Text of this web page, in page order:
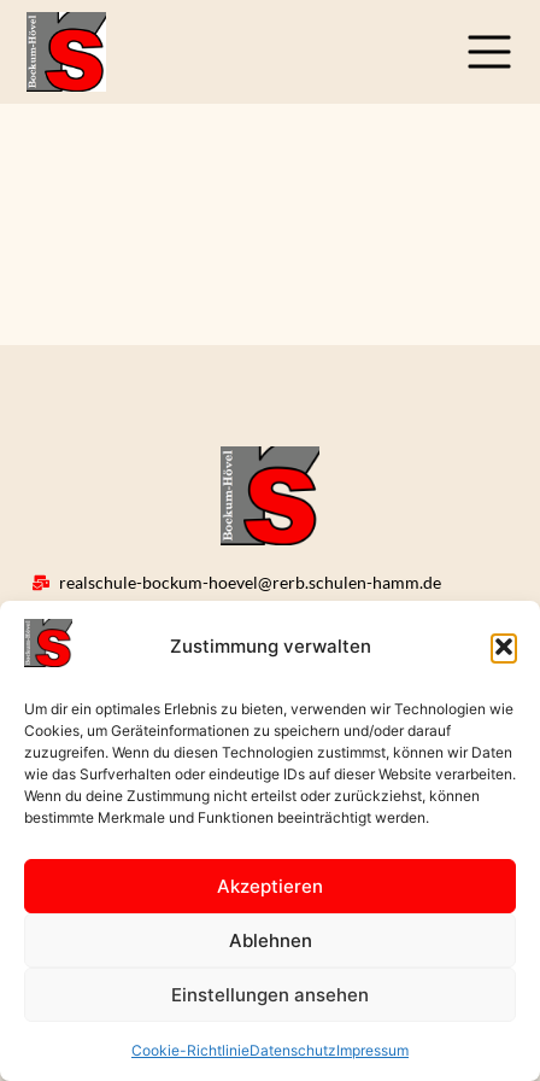
Zustimmung verwalten
Um dir ein optimales Erlebnis zu bieten, verwenden wir Technologien wie
Cookies, um Geräteinformationen zu speichern und/oder darauf
zuzugreifen. Wenn du diesen Technologien zustimmst, können wir Daten
wie das Surfverhalten oder eindeutige IDs auf dieser Website verarbeiten.
Wenn du deine Zustimmung nicht erteilst oder zurückziehst, können
bestimmte Merkmale und Funktionen beeinträchtigt werden.
Akzeptieren
Ablehnen
Einstellungen ansehen
Cookie-RichtlinieDatenschutzImpressum
Zurück nach
oben
realschule-bockum-hoevel@rerb.schulen-hamm.de
Wernerstraße 9, 59075 Hamm
Öffnungszeiten: Mo. - Fr. : 08:00 - 17:00 Uhr
Datenschutz
Cookie-Richtlinie (EU)
08/08/2026 /// Von Mert Yildirim